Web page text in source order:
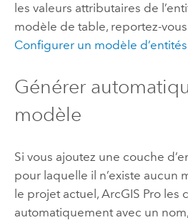
les valeurs attributaires de
modèle de table, reportez-
Configurer un modèle d’entités
Générer
modèle
Si vous ajoutez une couche
pour laquelle il n’existe aucun
le projet actuel, ArcGIS Proles
automatiquement avec un